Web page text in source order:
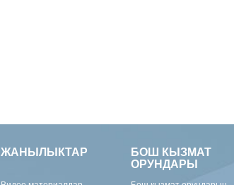
ЖАНЫЛЫКТАР БОШ КЫЗМАТ
ОРУНДАРЫ